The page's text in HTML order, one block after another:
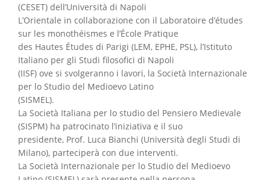
(CESET) dell’Università di Napoli
L’Orientale in collaborazione con il Laboratoire d’études
sur les monothéismes e l’École Pratique
des Hautes Études di Parigi (LEM, EPHE, PSL), l’Istituto
Italiano per gli Studi filosofici di Napoli
(IISF) ove si svolgeranno i lavori, la Società Internazionale
per lo Studio del Medioevo Latino
(SISMEL).
La Società Italiana per lo studio del Pensiero Medievale
(SISPM) ha patrocinato l’iniziativa e il suo
presidente, Prof. Luca Bianchi (Università degli Studi di
Milano), parteciperà con due interventi.
La Società Internazionale per lo Studio del Medioevo